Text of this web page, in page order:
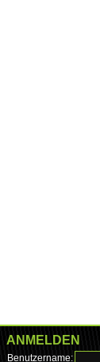
ANMELDEN
Benutzername: